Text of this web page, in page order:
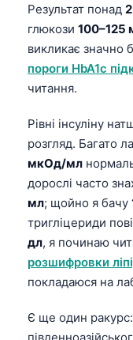
Результат понад
глюкози 100–125
викликає значно
пороги HbA1c
читання.
Рівні інсуліну
розгляд. Багато
мкОд/мл
дорослі часто
мл; щойно я бачу
тригліцериди
дл, я починаю
розшифровки
покладаюся на
Є ще один ракурс: